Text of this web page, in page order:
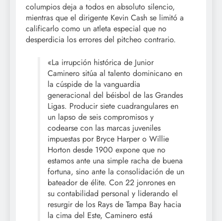
columpios deja a todos en absoluto silencio,
mientras que el dirigente Kevin Cash se limitó a
calificarlo como un atleta especial que no
desperdicia los errores del pitcheo contrario.
«La irrupción histórica de Junior
Caminero sitúa al talento dominicano en
la cúspide de la vanguardia
generacional del béisbol de las Grandes
Ligas. Producir siete cuadrangulares en
un lapso de seis compromisos y
codearse con las marcas juveniles
impuestas por Bryce Harper o Willie
Horton desde 1900 expone que no
estamos ante una simple racha de buena
fortuna, sino ante la consolidación de un
bateador de élite. Con 22 jonrones en
su contabilidad personal y liderando el
resurgir de los Rays de Tampa Bay hacia
la cima del Este, Caminero está